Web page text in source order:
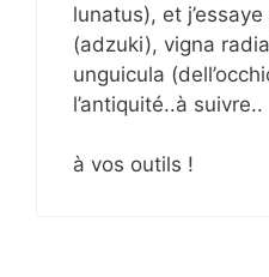
lunatus), et
(adzuki), vigna
unguicula
l’antiquité..à suivre..
à vos outils !